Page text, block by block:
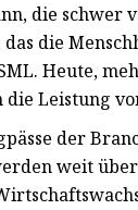
die schwer
die
Heute,
Leistung
der
weit